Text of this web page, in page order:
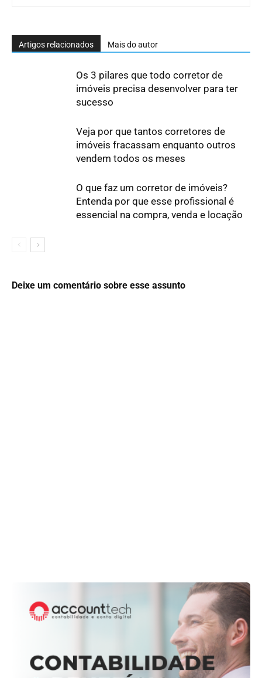
Artigos relacionados Mais do autor
Os 3 pilares que todo corretor de
imóveis precisa desenvolver para ter
sucesso
Veja por que tantos corretores de
imóveis fracassam enquanto outros
vendem todos os meses
O que faz um corretor de imóveis?
Entenda por que esse profissional é
essencial na compra, venda e locação
Deixe um comentário sobre esse assunto